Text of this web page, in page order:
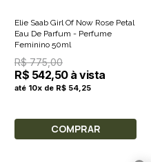
Elie Saab Girl Of Now Rose Petal
Eau De Parfum - Perfume
Feminino 50ml
R$ 775,00
R$ 542,50 à vista
até 10x de R$ 54,25
COMPRAR